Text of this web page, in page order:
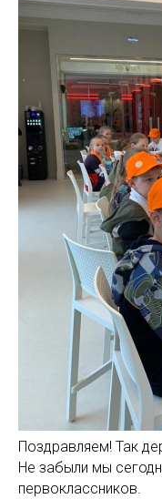
Поздравляем! Так
Не забыли мы
первоклассников.